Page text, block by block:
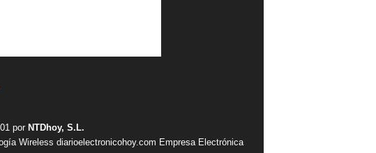
por NTDhoy, S.L.
Wireless diarioelectronicohoy.com Empresa Electrónica